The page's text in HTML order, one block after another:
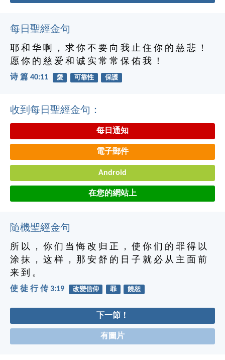
每日聖經金句
耶 和 华 啊 ， 求 你 不 要 向 我 止 住 你 的 慈 悲 ！
愿 你 的 慈 爱 和 诚 实 常 常 保 佑 我 ！
诗 篇 40:11 愛 可靠性 保護
收到每日聖經金句：
每日通知
電子郵件
Android
在您的網站上
隨機聖經金句
所 以 ， 你 们 当 悔 改 归 正 ， 使 你 们 的 罪 得 以
涂 抹 ， 这 样 ， 那 安 舒 的 日 子 就 必 从 主 面 前
来 到 。
使 徒 行 传 3:19 改變信仰 罪 饒恕
下一節！
有圖片